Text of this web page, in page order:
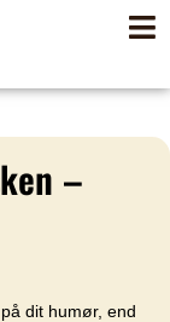
–
dit humør, end